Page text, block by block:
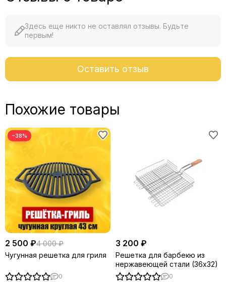
Здесь еще никто не оставлял отзывы. Будьте
первым!
Оставить отзыв
Похожие товары
−38%
2 500 ₽4 000 ₽
Чугунная решетка для гриля
0
3 200 ₽
Решетка для барбекю из
нержавеющей стали (36х32)
0